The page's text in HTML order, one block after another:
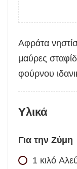
Αφράτα
μαύρες
φούρνου
Υλικά
Για την Ζύμη
1 κιλό